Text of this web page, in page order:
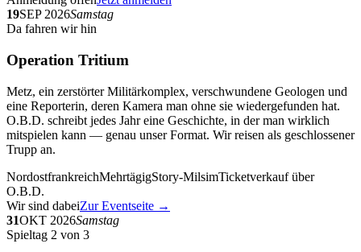
19SEP 2026Samstag
Da fahren wir hin
Operation Tritium
Metz, ein zerstörter Militärkomplex, verschwundene Geologen und
eine Reporterin, deren Kamera man ohne sie wiedergefunden hat.
O.B.D. schreibt jedes Jahr eine Geschichte, in der man wirklich
mitspielen kann — genau unser Format. Wir reisen als geschlossener
Trupp an.
NordostfrankreichMehrtägigStory-MilsimTicketverkauf über
O.B.D.
Wir sind dabeiZur Eventseite →
31OKT 2026Samstag
Spieltag 2 von 3